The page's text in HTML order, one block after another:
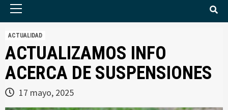
ACTUALIDAD
ACTUALIZAMOS INFO
ACERCA DE SUSPENSIONES
17 mayo, 2025